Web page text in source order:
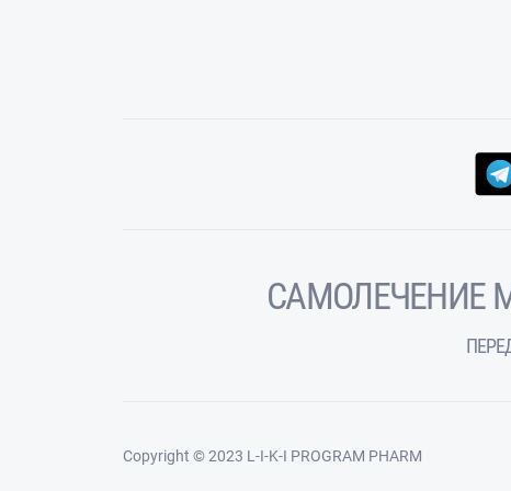
САМОЛЕЧЕНИЕ
Copyright © 2023 L-I-K-I PROGRAM PHARM